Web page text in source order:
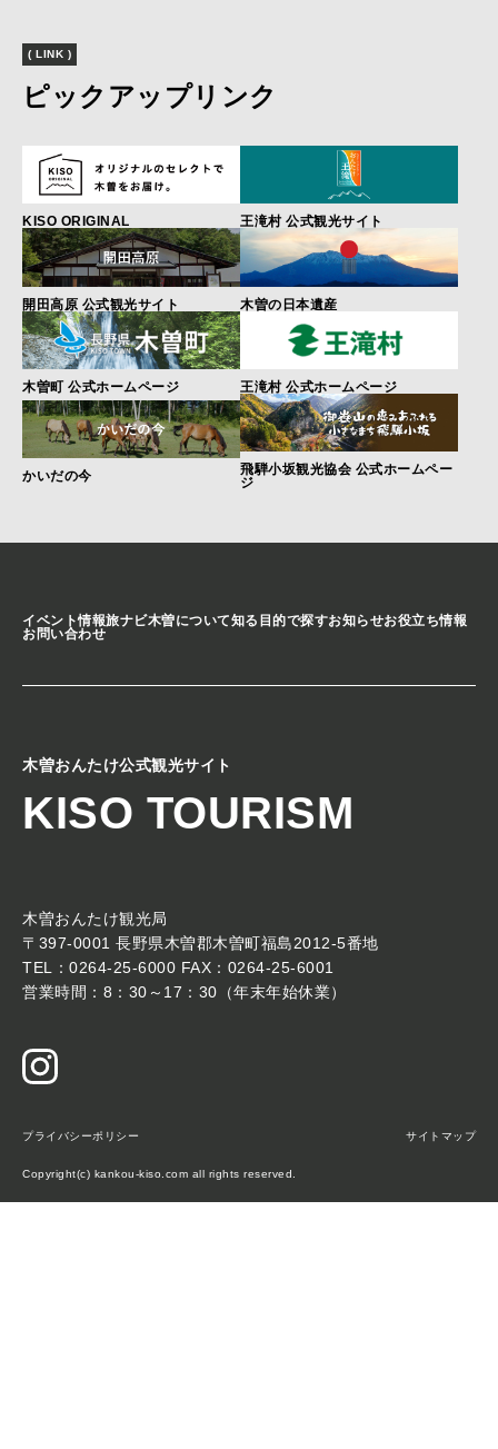
( LINK )
ピックアップリンク
KISO ORIGINAL 王滝村 公式観光サイト
開田高原 公式観光サイト 木曽の日本遺産
木曽町 公式ホームページ 王滝村 公式ホームページ
かいだの今
飛騨小坂観光協会 公式ホームペー
ジ
イベント情報旅ナビ木曽について知る 目的で探すお知らせお役立ち情報
お問い合わせ
木曽おんたけ公式観光サイト
KISO TOURISM
木曽おんたけ観光局
〒397-0001 長野県木曽郡木曽町福島2012-5番地
TEL：0264-25-6000 FAX：0264-25-6001
営業時間：8：30～17：30（年末年始休業）
プライバシーポリシー サイトマップ
Copyright(c) kankou-kiso.com all rights reserved.